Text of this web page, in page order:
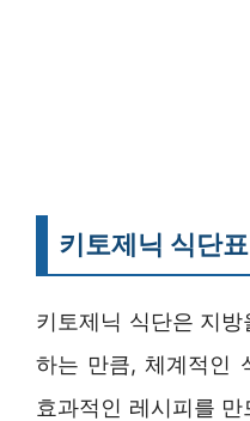
키토제닉 식단
키토제닉 식단은 지
하는 만큼, 체계적인
효과적인 레시피를